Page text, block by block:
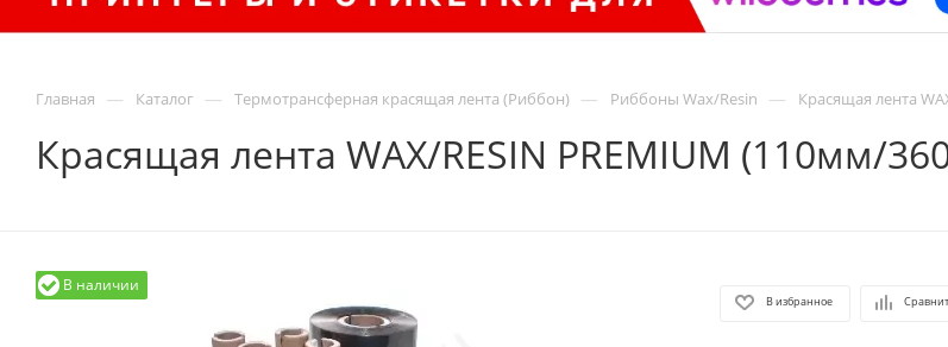
Главная — Каталог — Термотрансферная красящая лента (Риббон) — Риббоны Wax/Resin — Красящая лента
Красящая лента WAX/RESIN PREMIUM (110мм/
В наличии
В избранное